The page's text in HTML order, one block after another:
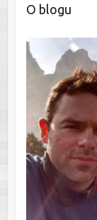
O blogu